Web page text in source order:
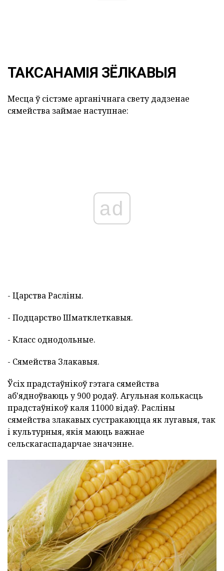
ТАКСАНАМІЯ ЗЁЛКАВЫЯ
Месца ў сістэме арганічнага свету дадзенае
сямейства займае наступнае:
ad
- Царства Расліны.
- Подцарство Шматклеткавыя.
- Класс однодольные.
- Сямейства Злакавыя.
Ўсіх прадстаўнікоў гэтага сямейства
аб'ядноўваюць у 900 родаў. Агульная колькасць
прадстаўнікоў каля 11000 відаў. Расліны
сямейства злакавых сустракаюцца як лугавыя, так
і культурныя, якія маюць важнае
сельскагаспадарчае значэнне.